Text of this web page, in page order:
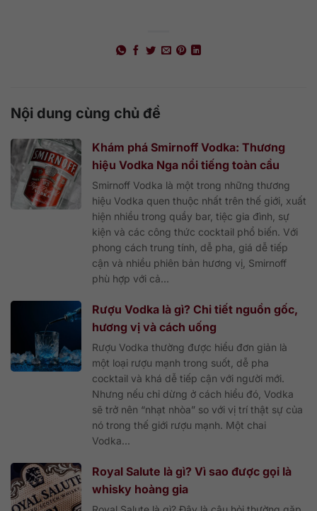
Nội dung cùng chủ đề
Khám phá Smirnoff Vodka: Thương
hiệu Vodka Nga nổi tiếng toàn cầu
Smirnoff Vodka là một trong những thương
hiệu Vodka quen thuộc nhất trên thế giới, xuất
hiện nhiều trong quầy bar, tiệc gia đình, sự
kiện và các công thức cocktail phổ biến. Với
phong cách trung tính, dễ pha, giá dễ tiếp
cận và nhiều phiên bản hương vị, Smirnoff
phù hợp với cả...
Rượu Vodka là gì? Chi tiết nguồn gốc,
hương vị và cách uống
Rượu Vodka thường được hiểu đơn giản là
một loại rượu mạnh trong suốt, dễ pha
cocktail và khá dễ tiếp cận với người mới.
Nhưng nếu chỉ dừng ở cách hiểu đó, Vodka
sẽ trở nên “nhạt nhòa” so với vị trí thật sự của
nó trong thế giới rượu mạnh. Một chai
Vodka...
Royal Salute là gì? Vì sao được gọi là
whisky hoàng gia